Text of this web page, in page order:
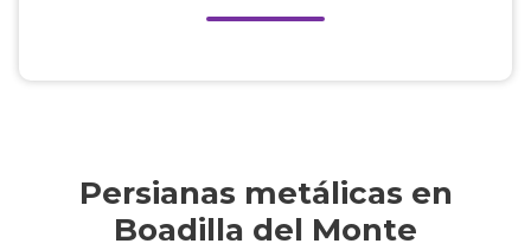
Persianas metálicas en
Boadilla del Monte